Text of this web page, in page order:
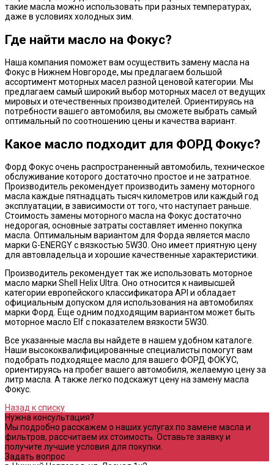
такие масла можно использовать при разных температурах,
даже в условиях холодных зим.
Где найти масло на Фокус?
Наша компания поможет вам осуществить замену масла на
Фокус в Нижнем Новгороде, мы предлагаем большой
ассортимент моторных масел разной ценовой категории. Мы
предлагаем самый широкий выбор моторных масел от ведущих
мировых и отечественных производителей. Ориентируясь на
потребности вашего автомобиля, вы сможете выбрать самый
оптимальный по соотношению цены и качества вариант.
Какое масло подходит для ФОРД Фокус?
Форд Фокус очень распространенный автомобиль, техническое
обслуживание которого достаточно простое и не затратное.
Производитель рекомендует производить замену моторного
масла каждые пятнадцать тысяч километров или каждый год
эксплуатации, в зависимости от того, что наступает раньше.
Стоимость замены моторного масла на Фокус достаточно
недорогая, основные затраты составляет именно покупка
масла. Оптимальным вариантом для Форда является масло
марки G-ENERGY с вязкостью 5W30. Оно имеет приятную цену
для автовладельца и хорошие качественные характеристики.
Производитель рекомендует так же использовать моторное
масло марки Shell Helix Ultra. Оно относится к наивысшей
категории европейского классификатора API и обладает
официальным допуском для использования на автомобилях
марки Форд. Еще одним подходящим вариантом может быть
моторное масло Elf с показателем вязкости 5W30.
Все указанные масла вы найдете в нашем удобном каталоге.
Наши высококвалифицированные специалисты помогут вам
подобрать подходящее масло для вашего ФОРД ФОКУС,
ориентируясь на пробег вашего автомобиля, желаемую цену за
литр масла. А также легко подскажут цену на замену масла
Фокус.
Назад к списку
Нужна консультация?
Мы подробно расскажем о наших услугах по замене масла и
фильтров, рассчитаем их стоимость. Оставьте заявку и
получите лучшие условия для покупки.
Задать вопрос